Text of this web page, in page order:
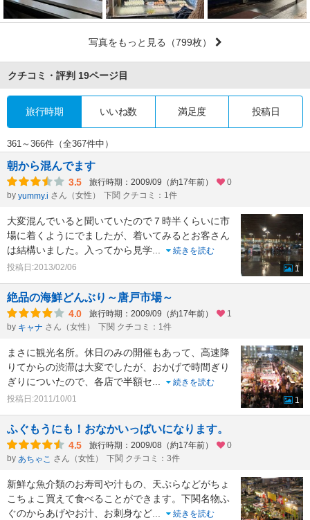
写真をもっと見る （799枚）
クチコミ・評判 19ページ目
旅行時期 いいね数 満足度 投稿日
361～366件（全367件中）
朝から混んでます
3.5 旅行時期：2009/09（約17年前）
0
by yummy.i さん（女性） 下関 クチコミ：1件
大変混んでいると聞いていたので７時半くらいに市
場に着くようにでましたが、着いてみるとお客さん
は結構いました。入ってから見学
続きを読む
投稿日:2013/02/06
1
絶品の海鮮どんぶり～唐戸市場～
4.0 旅行時期：2009/09（約17年前）
1
by キャナ さん（女性） 下関 クチコミ：1件
まさに観光名所。休日のみの開催もあって、高速降
りてからの渋滞は大変でしたが、おかげで時間ぎり
ぎりについたので、各店で半額セ
続きを読む
投稿日:2011/10/01
1
ふぐもうにも！おなかいっぱいになります。
4.5 旅行時期：2009/08（約17年前）
0
by あちゃこ さん（女性） 下関 クチコミ：3件
新鮮な魚介類のお寿司や汁もの、天ぷらなどがちょ
こちょこ買えて食べることができます。下関名物ふ
ぐのからあげやお汁、お刺身など
続きを読む